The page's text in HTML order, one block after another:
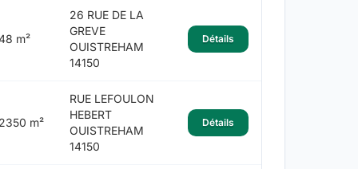
m²
26 RUE DE LA
GREVE
OUISTREHAM
14150
Détails
2350 m²
RUE LEFOULON
HEBERT
OUISTREHAM
14150
Détails